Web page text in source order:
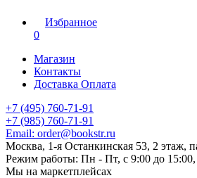
Избранное
0
Магазин
Контакты
Доставка Оплата
+7 (495) 760-71-91
+7 (985) 760-71-91
Email: order@bookstr.ru
Москва, 1-я Останкинская 53, 2 этаж,
Режим работы: Пн - Пт, с 9:00 до
Мы на маркетплейсах